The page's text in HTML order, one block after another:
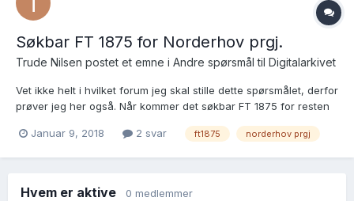
Søkbar FT 1875 for Norderhov prgj.
Trude Nilsen postet et emne i Andre spørsmål til Digitalarkivet
Vet ikke helt i hvilket forum jeg skal stille dette spørsmålet, derfor
prøver jeg her også. Når kommer det søkbar FT 1875 for resten
Haug som er søkbare nå.
Januar 9, 2018 2 svar ft1875 norderhov prgj
Hvem er aktive 0 medlemmer